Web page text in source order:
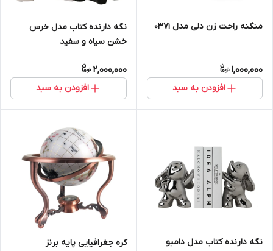
منگنه راحت زن دلی مدل 0371
1,000,000
افزودن به سبد
نگه دارنده کتاب مدل خرس
خشن سیاه و سفید
2,000,000
افزودن به سبد
نگه دارنده کتاب مدل دامبو کره جغرافیایی پایه برنز